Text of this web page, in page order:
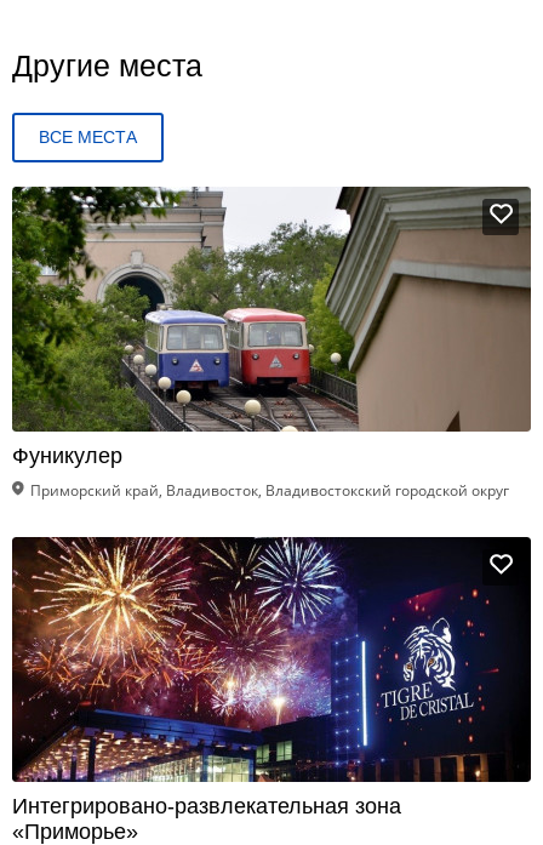
Другие места
ВСЕ МЕСТА
Фуникулер
Приморский край, Владивосток, Владивостокский городской округ
Интегрировано-развлекательная зона
«Приморье»